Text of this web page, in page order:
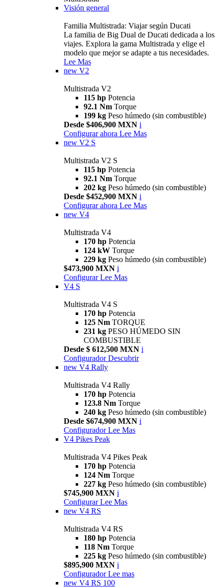
Visión general
Familia Multistrada: Viajar según Ducati
La familia de Big Dual de Ducati dedicada a los
viajes. Explora la gama Multistrada y elige el
modelo que mejor se adapte a tus necesidades.
Lee Mas
new V2
Multistrada V2
115 hp Potencia
92.1 Nm Torque
199 kg Peso húmedo (sin combustible)
Desde $406,900 MXN i
Configurar ahora Lee Mas
new V2 S
Multistrada V2 S
115 hp Potencia
92.1 Nm Torque
202 kg Peso húmedo (sin combustible)
Desde $452,900 MXN i
Configurar ahora Lee Mas
new V4
Multistrada V4
170 hp Potencia
124 kW Torque
229 kg Peso húmedo (sin combustible)
$473,900 MXN i
Configurar Lee Mas
V4 S
Multistrada V4 S
170 hp Potencia
125 Nm TORQUE
231 kg PESO HÚMEDO SIN
COMBUSTIBLE
Desde $ 612,500 MXN i
Configurador Descubrir
new V4 Rally
Multistrada V4 Rally
170 hp Potencia
123.8 Nm Torque
240 kg Peso húmedo (sin combustible)
Desde $674,900 MXN i
Configurador Lee Mas
V4 Pikes Peak
Multistrada V4 Pikes Peak
170 hp Potencia
124 Nm Torque
227 kg Peso húmedo (sin combustible)
$745,900 MXN i
Configurar Lee Mas
new V4 RS
Multistrada V4 RS
180 hp Potencia
118 Nm Torque
225 kg Peso húmedo (sin combustible)
$895,900 MXN i
Configurador Lee mas
new V4 RS 100